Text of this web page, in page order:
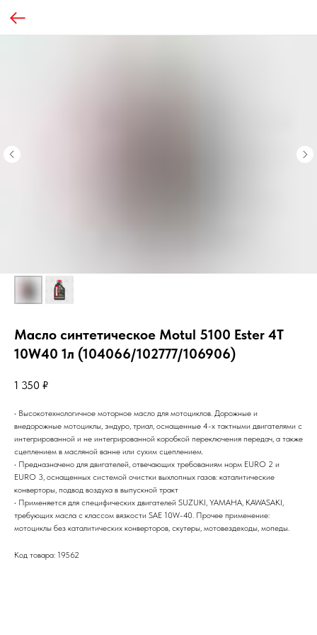
Масло синтетическое Motul 5100 Ester 4T
10W40 1л (104066/102777/106906)
1 350 ₽
• Высокотехнологичное моторное масло для мотоциклов. Дорожные и
внедорожные мотоциклы, эндуро, триал, оснащенные 4-х тактными двигателями с
интегрированной и не интегрированной коробкой переключения передач, а также
сцеплением в масляной ванне или сухим сцеплением.
• Предназначено для двигателей, отвечающих требованиям норм EURO 2 и
EURO 3, оснащенных системой очистки выхлопных газов: каталитические
конверторы, подвод воздуха в выпускной тракт
• Применяется для специфических двигателей SUZUKI, YAMAHA, KAWASAKI,
требующих масла с классом вязкости SAE 10W-40. Прочее применение:
мотоциклы без каталитических конверторов, скутеры, мотовездеходы, мопеды.
Код товара: 19562